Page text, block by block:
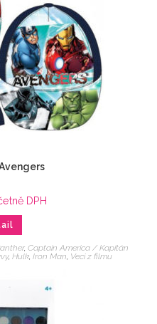
DPH
, Captain America / Kapitán
, Hulk, Iron Man Veci z filmu